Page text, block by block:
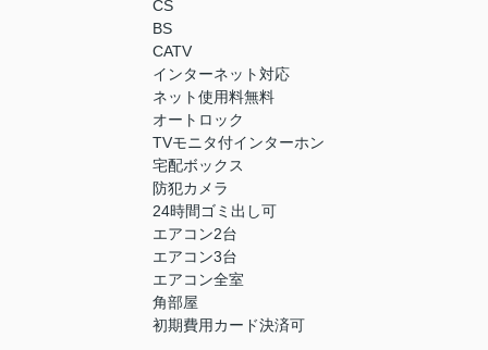
CS
BS
CATV
インターネット対応
ネット使用料無料
オートロック
TVモニタ付インターホン
宅配ボックス
防犯カメラ
24時間ゴミ出し可
エアコン2台
エアコン3台
エアコン全室
角部屋
初期費用カード決済可